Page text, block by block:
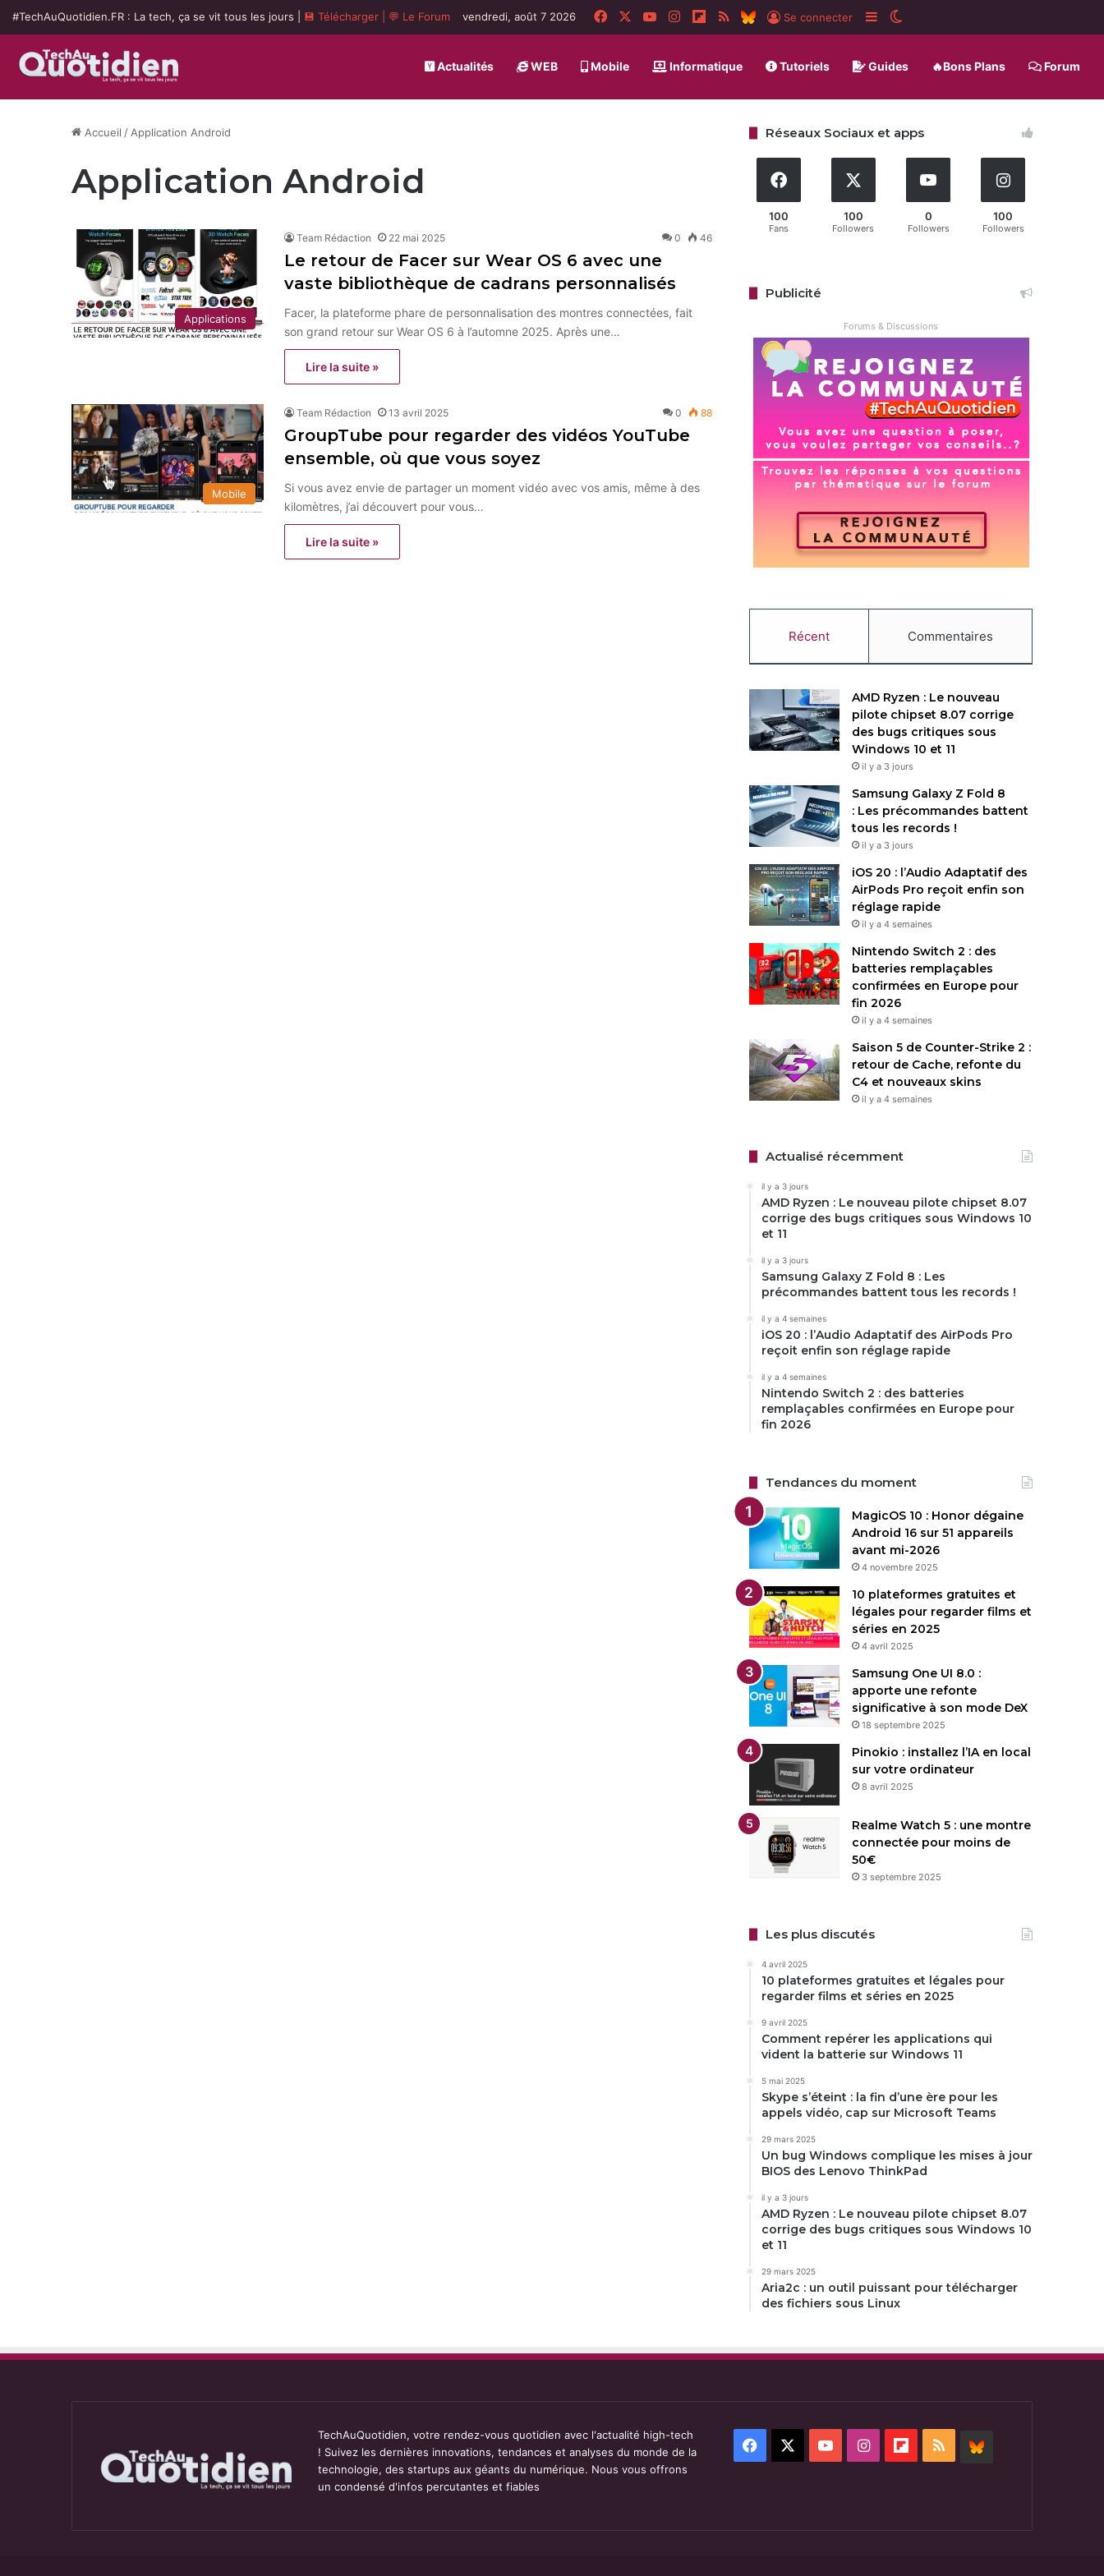
#TechAuQuotidien.FR : La tech, ça se vit tous les jours | 💾 Télécharger 💬 Le Forum vendredi, août 7 2026 FacebookYouTubeInstagramFlipboard
RSS BlueSky
Se connecter Sidebar (barre latérale)
Actualités WEB Mobile Informatique Tutoriels Guides 🔥Bons Plans Forum
Accueil / Application Android
Application Android
Applications
Team Rédaction 22 mai 2025 0 46
Le retour de Facer sur Wear OS 6 avec une
vaste bibliothèque de cadrans personnalisés
Facer, la plateforme phare de personnalisation des montres connectées, fait
son grand retour sur Wear OS 6 à l’automne 2025. Après une…
Lire la suite »
Mobile
Team Rédaction 13 avril 2025 0 88
GroupTube pour regarder des vidéos YouTube
ensemble, où que vous soyez
Si vous avez envie de partager un moment vidéo avec vos amis, même à des
kilomètres, j’ai découvert pour vous…
Lire la suite »
Réseaux Sociaux et apps
100
Fans
100
Followers
0
Followers
100
Followers
Publicité
Forums & Discussions
Récent Commentaires
AMD Ryzen : Le nouveau
pilote chipset 8.07 corrige
des bugs critiques sous
Windows 10 et 11
il y a 3 jours
Samsung Galaxy Z Fold 8
: Les précommandes battent
tous les records !
il y a 3 jours
iOS 20 : l’Audio Adaptatif des
AirPods Pro reçoit enfin son
réglage rapide
il y a 4 semaines
Nintendo Switch 2 : des
batteries remplaçables
confirmées en Europe pour
fin 2026
il y a 4 semaines
Saison 5 de Counter-Strike 2 :
retour de Cache, refonte du
C4 et nouveaux skins
il y a 4 semaines
Actualisé récemment
il y a 3 jours
AMD Ryzen : Le nouveau pilote chipset 8.07
corrige des bugs critiques sous Windows 10
et 11
il y a 3 jours
Samsung Galaxy Z Fold 8 : Les
précommandes battent tous les records !
il y a 4 semaines
iOS 20 : l’Audio Adaptatif des AirPods Pro
reçoit enfin son réglage rapide
il y a 4 semaines
Nintendo Switch 2 : des batteries
remplaçables confirmées en Europe pour
fin 2026
Tendances du moment
MagicOS 10 : Honor dégaine
Android 16 sur 51 appareils
avant mi-2026
4 novembre 2025
10 plateformes gratuites et
légales pour regarder films et
séries en 2025
4 avril 2025
Samsung One UI 8.0 :
apporte une refonte
significative à son mode DeX
18 septembre 2025
Pinokio : installez l’IA en local
sur votre ordinateur
8 avril 2025
Realme Watch 5 : une montre
connectée pour moins de
50€
3 septembre 2025
Les plus discutés
4 avril 2025
10 plateformes gratuites et légales pour
regarder films et séries en 2025
9 avril 2025
Comment repérer les applications qui
vident la batterie sur Windows 11
5 mai 2025
Skype s’éteint : la fin d’une ère pour les
appels vidéo, cap sur Microsoft Teams
29 mars 2025
Un bug Windows complique les mises à jour
BIOS des Lenovo ThinkPad
il y a 3 jours
AMD Ryzen : Le nouveau pilote chipset 8.07
corrige des bugs critiques sous Windows 10
et 11
29 mars 2025
Aria2c : un outil puissant pour télécharger
des fichiers sous Linux
TechAuQuotidien, votre rendez-vous quotidien avec l'actualité high-tech
! Suivez les dernières innovations, tendances et analyses du monde de la
technologie, des startups aux géants du numérique. Nous vous offrons
un condensé d'infos percutantes et fiables
Facebook YouTubeInstagramFlipboard
RSS